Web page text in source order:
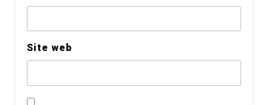
Site web